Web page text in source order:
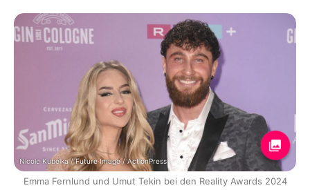
Nicole Kubelka / Future Image / ActionPress
Emma Fernlund und Umut Tekin bei den Reality Awards 2024